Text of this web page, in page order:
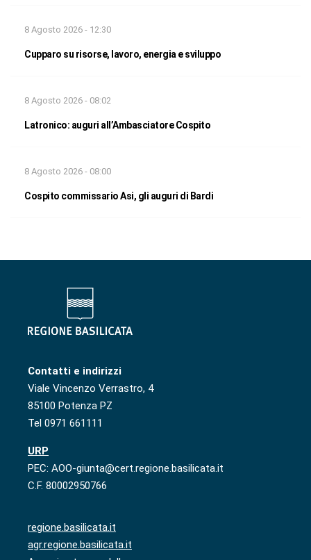
8 Agosto 2026 - 12:30
Cupparo su risorse, lavoro, energia e sviluppo
8 Agosto 2026 - 08:02
Latronico: auguri all’Ambasciatore Cospito
8 Agosto 2026 - 08:00
Cospito commissario Asi, gli auguri di Bardi
Contatti e indirizzi
Viale Vincenzo Verrastro, 4
85100 Potenza PZ
Tel 0971 661111
URP
PEC: AOO-giunta@cert.regione.basilicata.it
C.F. 80002950766
regione.basilicata.it
agr.regione.basilicata.it